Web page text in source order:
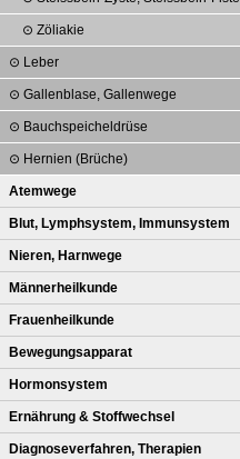
Zöliakie
Leber
Gallenblase, Gallenwege
Bauchspeicheldrüse
Hernien (Brüche)
Atemwege
Blut, Lymphsystem, Immunsystem
Nieren, Harnwege
Männerheilkunde
Frauenheilkunde
Bewegungsapparat
Hormonsystem
Ernährung & Stoffwechsel
Diagnoseverfahren, Therapien